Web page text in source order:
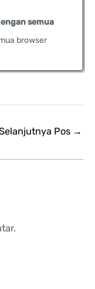
semua
browser
Pos →